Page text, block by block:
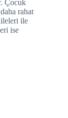
Çocuk
rahat
ile
ise